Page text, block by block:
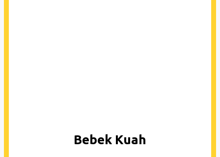
Bebek Kuah